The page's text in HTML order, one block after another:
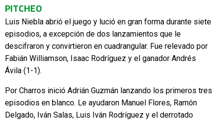
PITCHEO
Luis Niebla abrió el juego y lució en gran forma durante siete
episodios, a excepción de dos lanzamientos que le
descifraron y convirtieron en cuadrangular. Fue relevado por
Fabián Williamson, Isaac Rodríguez y el ganador Andrés
Ávila (1-1).
Por Charros inició Adrián Guzmán lanzando los primeros tres
episodios en blanco. Le ayudaron Manuel Flores, Ramón
Delgado, Iván Salas, Luis Iván Rodríguez y el derrotado